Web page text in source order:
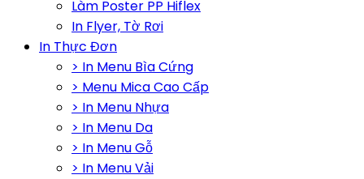
Làm Poster PP Hiflex
In Flyer, Tờ Rơi
In Thực Đơn
> In Menu Bìa Cứng
> Menu Mica Cao Cấp
> In Menu Nhựa
> In Menu Da
> In Menu Gỗ
> In Menu Vải